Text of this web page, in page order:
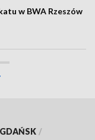
w BWA Rzeszów
GDAŃSK /